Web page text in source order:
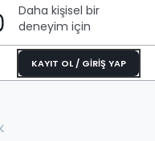
Daha kişisel bir
deneyim için
KAYIT OL / GİRİŞ YAP